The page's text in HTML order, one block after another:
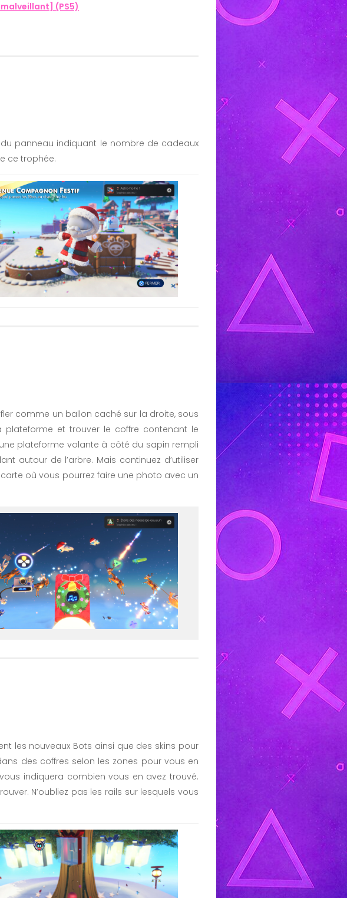
(PS5)
panneau indiquant le nombre de cadeaux
ce trophée.
comme un ballon caché sur la droite, sous
et trouver le coffre contenant le
plateforme volante à côté du sapin rempli
autour de l’arbre. Mais continuez d’utiliser
où vous pourrez faire une photo avec un
les nouveaux Bots ainsi que des skins pour
des coffres selon les zones pour vous en
indiquera combien vous en avez trouvé.
N’oubliez pas les rails sur lesquels vous